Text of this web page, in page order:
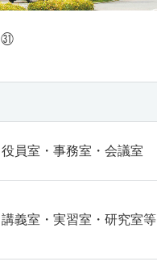
㉛
役員室・事務室・会議室
講義室・実習室・研究室等